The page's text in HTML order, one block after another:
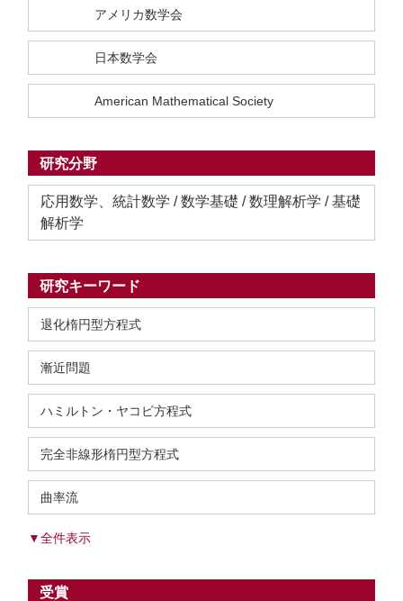
アメリカ数学会
日本数学会
American Mathematical Society
研究分野
応用数学、統計数学 / 数学基礎 / 数理解析学 / 基礎
解析学
研究キーワード
退化楕円型方程式
漸近問題
ハミルトン・ヤコビ方程式
完全非線形楕円型方程式
曲率流
▼全件表示
受賞